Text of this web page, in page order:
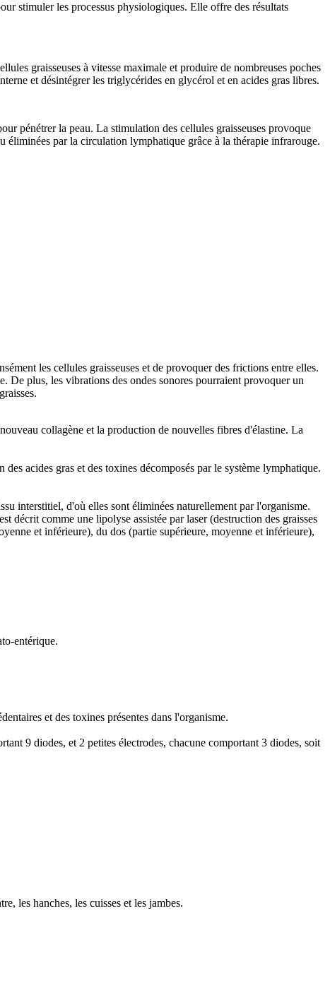
stimuler les processus physiologiques. Elle offre des résultats
graisseuses à vitesse maximale et produire de nombreuses poches
et désintégrer les triglycérides en glycérol et en acides gras libres.
pénétrer la peau. La stimulation des cellules graisseuses provoque
éliminées par la circulation lymphatique grâce à la thérapie infrarouge.
les cellules graisseuses et de provoquer des frictions entre elles.
De plus, les vibrations des ondes sonores pourraient provoquer un
collagène et la production de nouvelles fibres d'élastine. La
acides gras et des toxines décomposés par le système lymphatique.
interstitiel, d'où elles sont éliminées naturellement par l'organisme.
décrit comme une lipolyse assistée par laser (destruction des graisses
et inférieure), du dos (partie supérieure, moyenne et inférieure),
entérique.
et des toxines présentes dans l'organisme.
9 diodes, et 2 petites électrodes, chacune comportant 3 diodes, soit
les hanches, les cuisses et les jambes.